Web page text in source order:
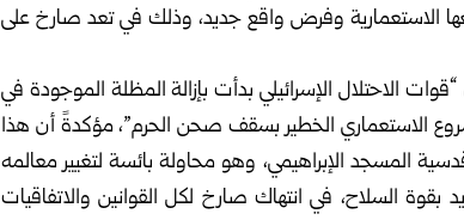
الاستعمارية وفرض واقع جديد، وذلك في تعد صارخ على
الاحتلال الإسرائيلي بدأت بإزالة المظلة الموجودة في
الاستعماري الخطير بسقف صحن الحرم”، مؤكدةً أن هذا
المسجد الإبراهيمي، وهو محاولة بائسة لتغيير معالمه
بقوة السلاح، في انتهاك صارخ لكل القوانين والاتفاقيات